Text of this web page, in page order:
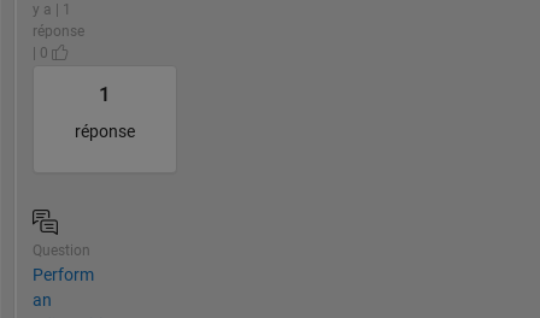
y a | 1
réponse
| 0
1
réponse
Question
Perform
an